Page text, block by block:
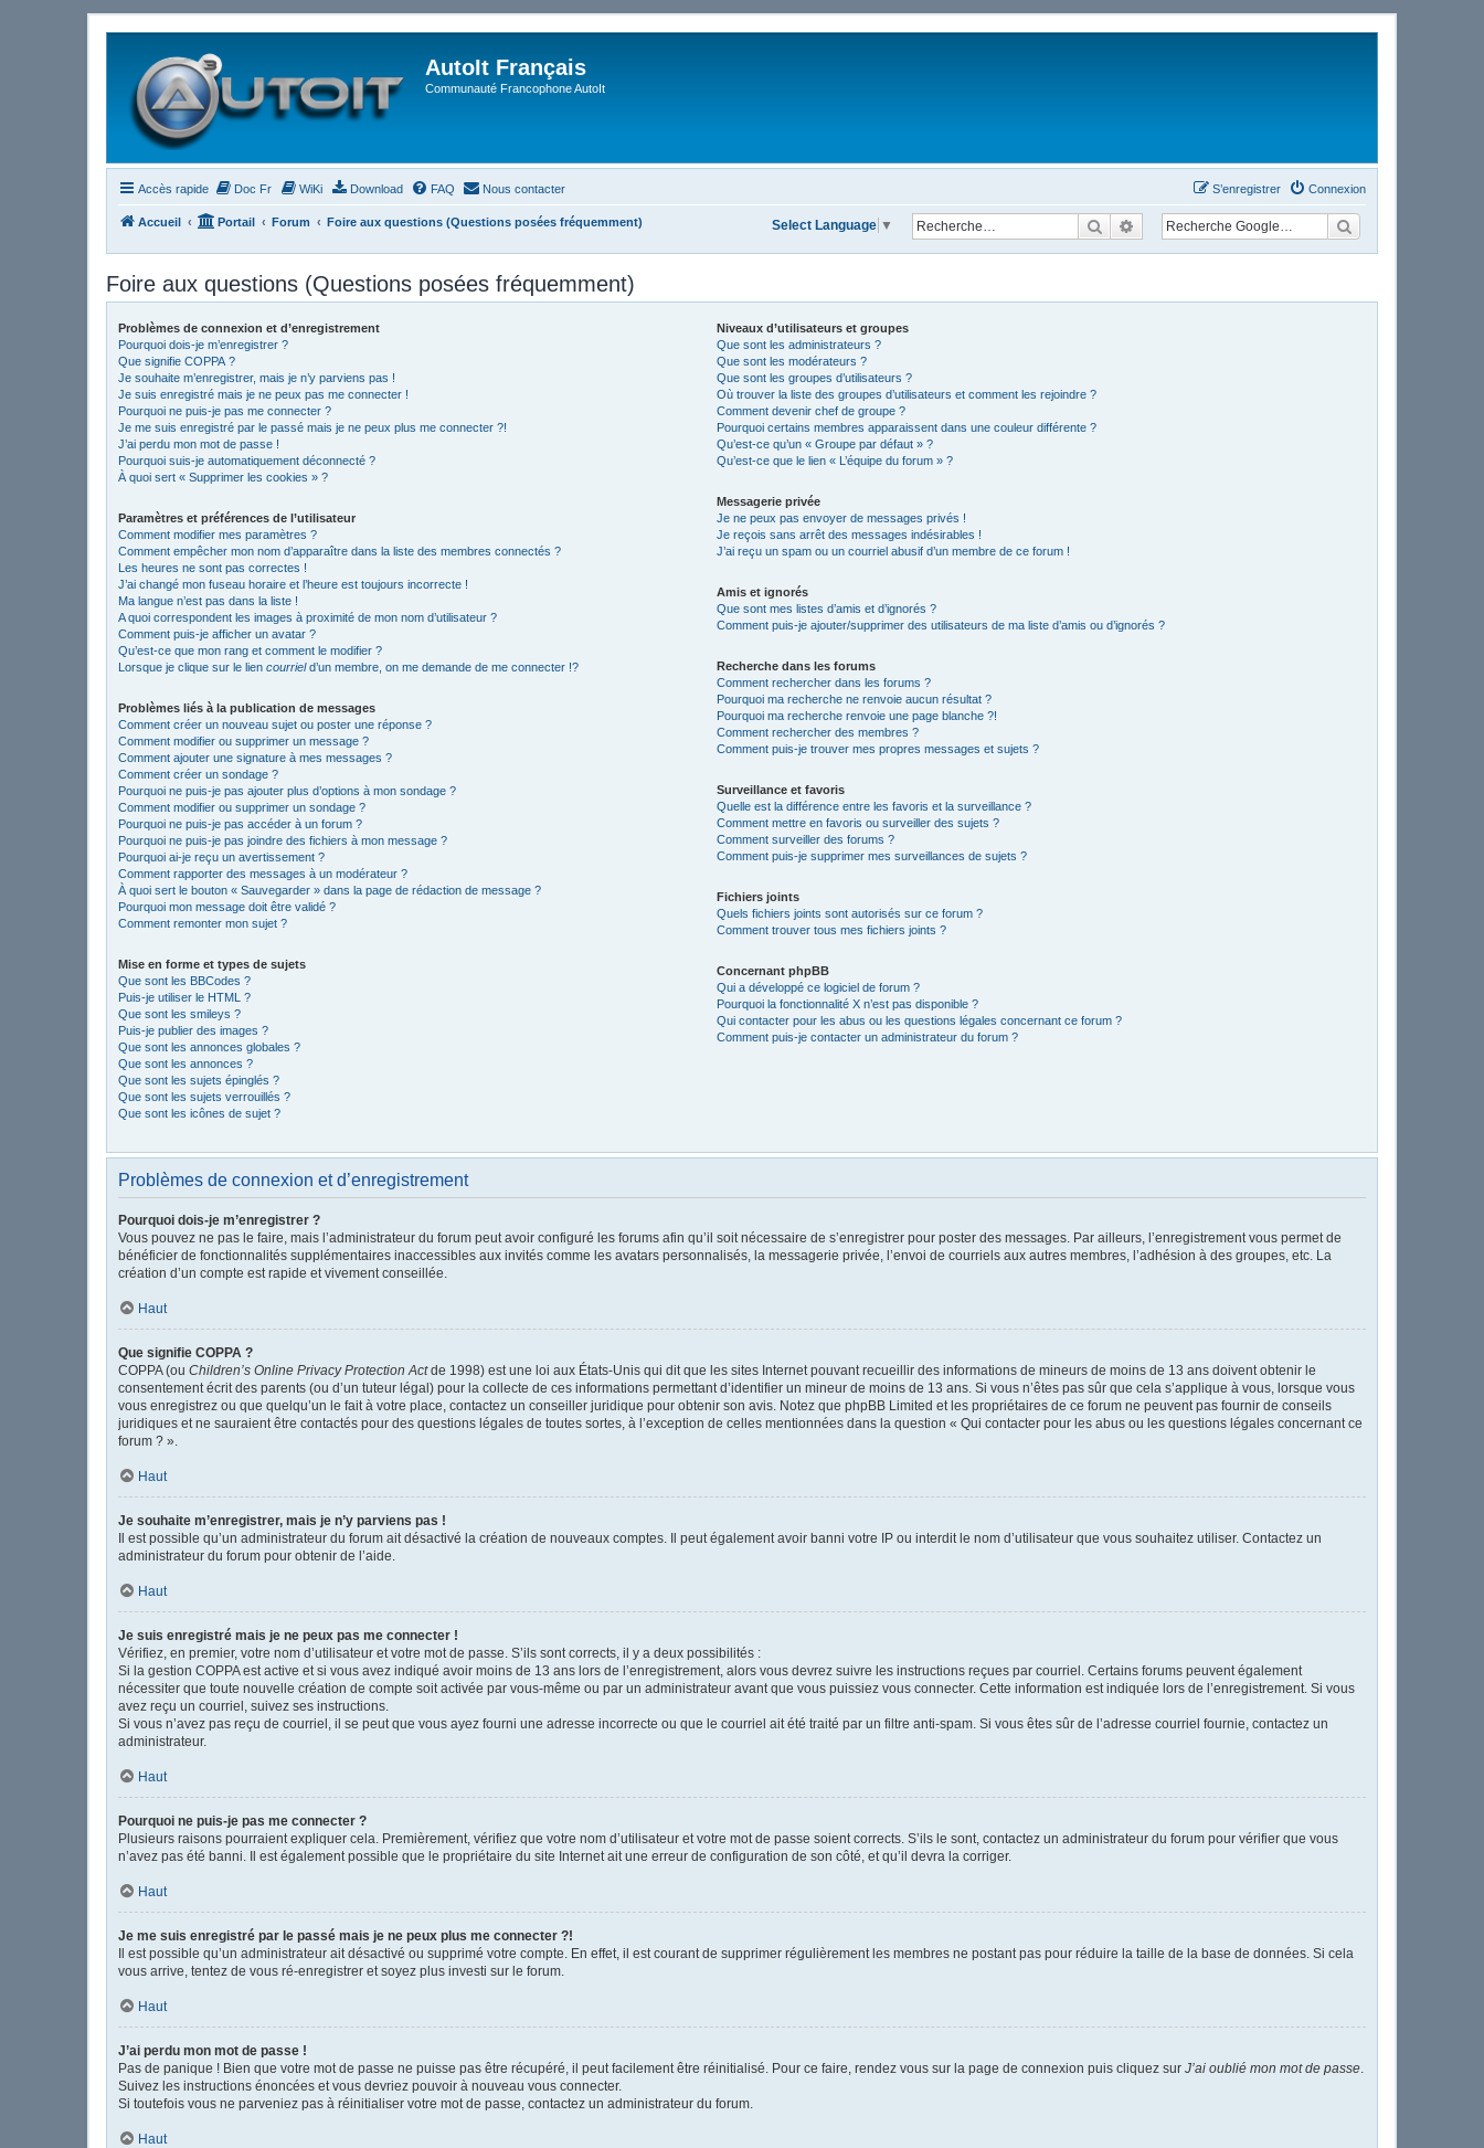
AutoIt Français
Communauté Francophone AutoIt
Accès rapide Doc Fr WiKi Download FAQ Nous contacter Connexion
S’enregistrer
Accueil Portail Forum Foire aux questions (Questions posées fréquemment) RechercherRecherche avancée
Select Language ▼
Foire aux questions (Questions posées fréquemment)
Problèmes de connexion et d’enregistrement
Pourquoi dois-je m’enregistrer ?
Que signifie COPPA ?
Je souhaite m’enregistrer, mais je n’y parviens pas !
Je suis enregistré mais je ne peux pas me connecter !
Pourquoi ne puis-je pas me connecter ?
Je me suis enregistré par le passé mais je ne peux plus me connecter ?!
J’ai perdu mon mot de passe !
Pourquoi suis-je automatiquement déconnecté ?
À quoi sert « Supprimer les cookies » ?
Paramètres et préférences de l’utilisateur
Comment modifier mes paramètres ?
Comment empêcher mon nom d’apparaître dans la liste des membres connectés ?
Les heures ne sont pas correctes !
J’ai changé mon fuseau horaire et l’heure est toujours incorrecte !
Ma langue n’est pas dans la liste !
A quoi correspondent les images à proximité de mon nom d’utilisateur ?
Comment puis-je afficher un avatar ?
Qu’est-ce que mon rang et comment le modifier ?
Lorsque je clique sur le lien courrield’un membre, on me demande de me connecter !?
Problèmes liés à la publication de messages
Comment créer un nouveau sujet ou poster une réponse ?
Comment modifier ou supprimer un message ?
Comment ajouter une signature à mes messages ?
Comment créer un sondage ?
Pourquoi ne puis-je pas ajouter plus d’options à mon sondage ?
Comment modifier ou supprimer un sondage ?
Pourquoi ne puis-je pas accéder à un forum ?
Pourquoi ne puis-je pas joindre des fichiers à mon message ?
Pourquoi ai-je reçu un avertissement ?
Comment rapporter des messages à un modérateur ?
À quoi sert le bouton « Sauvegarder » dans la page de rédaction de message ?
Pourquoi mon message doit être validé ?
Comment remonter mon sujet ?
Mise en forme et types de sujets
Que sont les BBCodes ?
Puis-je utiliser le HTML ?
Que sont les smileys ?
Puis-je publier des images ?
Que sont les annonces globales ?
Que sont les annonces ?
Que sont les sujets épinglés ?
Que sont les sujets verrouillés ?
Que sont les icônes de sujet ?
Niveaux d’utilisateurs et groupes
Que sont les administrateurs ?
Que sont les modérateurs ?
Que sont les groupes d’utilisateurs ?
Où trouver la liste des groupes d’utilisateurs et comment les rejoindre ?
Comment devenir chef de groupe ?
Pourquoi certains membres apparaissent dans une couleur différente ?
Qu’est-ce qu’un « Groupe par défaut » ?
Qu’est-ce que le lien « L’équipe du forum » ?
Messagerie privée
Je ne peux pas envoyer de messages privés !
Je reçois sans arrêt des messages indésirables !
J’ai reçu un spam ou un courriel abusif d’un membre de ce forum !
Amis et ignorés
Que sont mes listes d’amis et d’ignorés ?
Comment puis-je ajouter/supprimer des utilisateurs de ma liste d’amis ou d’ignorés ?
Recherche dans les forums
Comment rechercher dans les forums ?
Pourquoi ma recherche ne renvoie aucun résultat ?
Pourquoi ma recherche renvoie une page blanche ?!
Comment rechercher des membres ?
Comment puis-je trouver mes propres messages et sujets ?
Surveillance et favoris
Quelle est la différence entre les favoris et la surveillance ?
Comment mettre en favoris ou surveiller des sujets ?
Comment surveiller des forums ?
Comment puis-je supprimer mes surveillances de sujets ?
Fichiers joints
Quels fichiers joints sont autorisés sur ce forum ?
Comment trouver tous mes fichiers joints ?
Concernant phpBB
Qui a développé ce logiciel de forum ?
Pourquoi la fonctionnalité X n’est pas disponible ?
Qui contacter pour les abus ou les questions légales concernant ce forum ?
Comment puis-je contacter un administrateur du forum ?
Problèmes de connexion et d’enregistrement
Pourquoi dois-je m’enregistrer ?
Vous pouvez ne pas le faire, mais l’administrateur du forum peut avoir configuré les forums afin qu’il soit nécessaire de s’enregistrer pour poster des messages. Par ailleurs, l’enregistrement vous permet de
bénéficier de fonctionnalités supplémentaires inaccessibles aux invités comme les avatars personnalisés, la messagerie privée, l’envoi de courriels aux autres membres, l’adhésion à des groupes, etc. La
création d’un compte est rapide et vivement conseillée.
Haut
Que signifie COPPA ?
COPPA (ou Children’s Online Privacy Protection Actde 1998) est une loi aux États-Unis qui dit que les sites Internet pouvant recueillir des informations de mineurs de moins de 13 ans doivent obtenir le
consentement écrit des parents (ou d’un tuteur légal) pour la collecte de ces informations permettant d’identifier un mineur de moins de 13 ans. Si vous n’êtes pas sûr que cela s’applique à vous, lorsque vous
vous enregistrez ou que quelqu’un le fait à votre place, contactez un conseiller juridique pour obtenir son avis. Notez que phpBB Limited et les propriétaires de ce forum ne peuvent pas fournir de conseils
juridiques et ne sauraient être contactés pour des questions légales de toutes sortes, à l’exception de celles mentionnées dans la question « Qui contacter pour les abus ou les questions légales concernant ce
forum ? ».
Haut
Je souhaite m’enregistrer, mais je n’y parviens pas !
Il est possible qu’un administrateur du forum ait désactivé la création de nouveaux comptes. Il peut également avoir banni votre IP ou interdit le nom d’utilisateur que vous souhaitez utiliser. Contactez un
administrateur du forum pour obtenir de l’aide.
Haut
Je suis enregistré mais je ne peux pas me connecter !
Vérifiez, en premier, votre nom d’utilisateur et votre mot de passe. S’ils sont corrects, il y a deux possibilités :
Si la gestion COPPA est active et si vous avez indiqué avoir moins de 13 ans lors de l’enregistrement, alors vous devrez suivre les instructions reçues par courriel. Certains forums peuvent également
nécessiter que toute nouvelle création de compte soit activée par vous-même ou par un administrateur avant que vous puissiez vous connecter. Cette information est indiquée lors de l’enregistrement. Si vous
avez reçu un courriel, suivez ses instructions.
Si vous n’avez pas reçu de courriel, il se peut que vous ayez fourni une adresse incorrecte ou que le courriel ait été traité par un filtre anti-spam. Si vous êtes sûr de l’adresse courriel fournie, contactez un
administrateur.
Haut
Pourquoi ne puis-je pas me connecter ?
Plusieurs raisons pourraient expliquer cela. Premièrement, vérifiez que votre nom d’utilisateur et votre mot de passe soient corrects. S’ils le sont, contactez un administrateur du forum pour vérifier que vous
n’avez pas été banni. Il est également possible que le propriétaire du site Internet ait une erreur de configuration de son côté, et qu’il devra la corriger.
Haut
Je me suis enregistré par le passé mais je ne peux plus me connecter ?!
Il est possible qu’un administrateur ait désactivé ou supprimé votre compte. En effet, il est courant de supprimer régulièrement les membres ne postant pas pour réduire la taille de la base de données. Si cela
vous arrive, tentez de vous ré-enregistrer et soyez plus investi sur le forum.
Haut
J’ai perdu mon mot de passe !
Pas de panique ! Bien que votre mot de passe ne puisse pas être récupéré, il peut facilement être réinitialisé. Pour ce faire, rendez vous sur la page de connexion puis cliquez sur J’ai oublié mon mot de passe.
Suivez les instructions énoncées et vous devriez pouvoir à nouveau vous connecter.
Si toutefois vous ne parveniez pas à réinitialiser votre mot de passe, contactez un administrateur du forum.
Haut